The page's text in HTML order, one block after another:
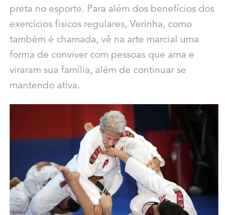
preta no esporte. Para além dos benefícios dos
exercícios físicos regulares, Verinha, como
também é chamada, vê na arte marcial uma
forma de conviver com pessoas que ama e
viraram sua família, além de continuar se
mantendo ativa.